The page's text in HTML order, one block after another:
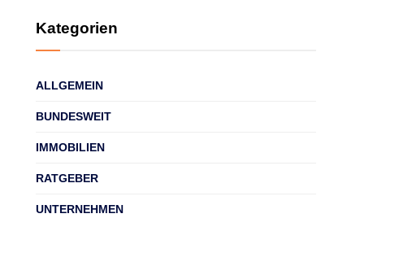
Kategorien
ALLGEMEIN
BUNDESWEIT
IMMOBILIEN
RATGEBER
UNTERNEHMEN